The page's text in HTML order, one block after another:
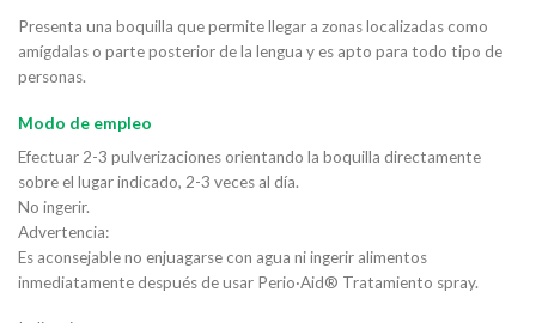
Presenta una boquilla que permite llegar a zonas localizadas como
amígdalas o parte posterior de la lengua y es apto para todo tipo de
personas.
Modo de empleo
Efectuar 2-3 pulverizaciones orientando la boquilla directamente
sobre el lugar indicado, 2-3 veces al día.
No ingerir.
Advertencia:
Es aconsejable no enjuagarse con agua ni ingerir alimentos
inmediatamente después de usar Perio·Aid® Tratamiento spray.